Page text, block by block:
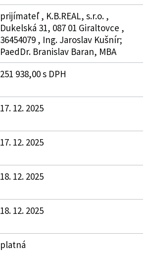
prijímateľ , K.B.REAL, s.r.o. ,
Dukelská 31, 087 01 Giraltovce ,
36454079 , Ing. Jaroslav Kušnír;
PaedDr. Branislav Baran, MBA
251 938,00 s DPH
17. 12. 2025
17. 12. 2025
18. 12. 2025
18. 12. 2025
platná